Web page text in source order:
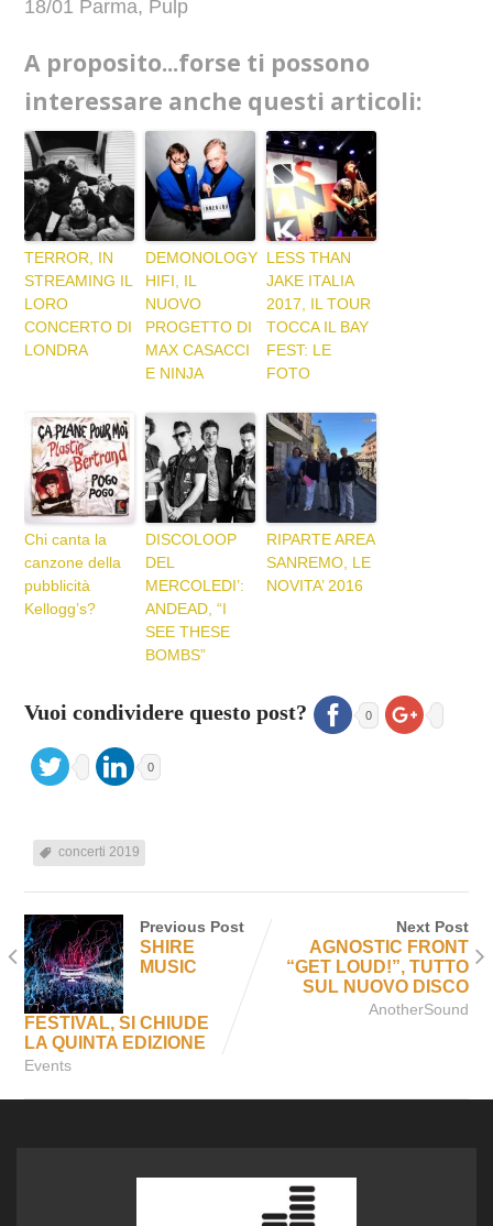
18/01 Parma, Pulp
A proposito...forse ti possono
interessare anche questi articoli:
TERROR, IN
STREAMING IL
LORO
CONCERTO DI
LONDRA
DEMONOLOGY
HIFI, IL
NUOVO
PROGETTO DI
MAX CASACCI
E NINJA
LESS THAN
JAKE ITALIA
2017, IL TOUR
TOCCA IL BAY
FEST: LE
FOTO
Chi canta la
canzone della
pubblicità
Kellogg’s?
DISCOLOOP
DEL
MERCOLEDI’:
ANDEAD, “I
SEE THESE
BOMBS”
RIPARTE AREA
SANREMO, LE
NOVITA’ 2016
Vuoi condividere questo post? 0
0
concerti 2019
Previous Post
SHIRE
MUSIC
FESTIVAL, SI CHIUDE
LA QUINTA EDIZIONE
Events
Next Post
AGNOSTIC FRONT
“GET LOUD!”, TUTTO
SUL NUOVO DISCO
AnotherSound